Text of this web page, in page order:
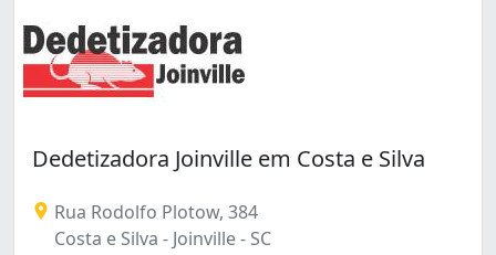
Dedetizadora Joinville em Costa e Silva
Rua Rodolfo Plotow, 384
Costa e Silva - Joinville - SC